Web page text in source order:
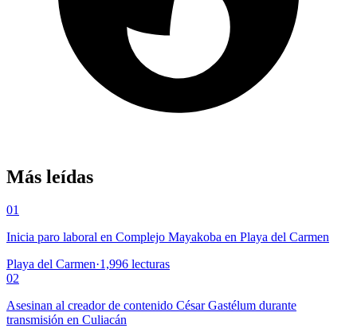
Más leídas
01
Inicia paro laboral en Complejo Mayakoba en Playa del Carmen
Playa del Carmen·1,996 lecturas
02
Asesinan al creador de contenido César Gastélum durante
transmisión en Culiacán